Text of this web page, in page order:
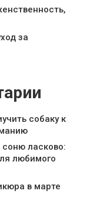
за
собаку к
соню ласково:
любимого
в марте